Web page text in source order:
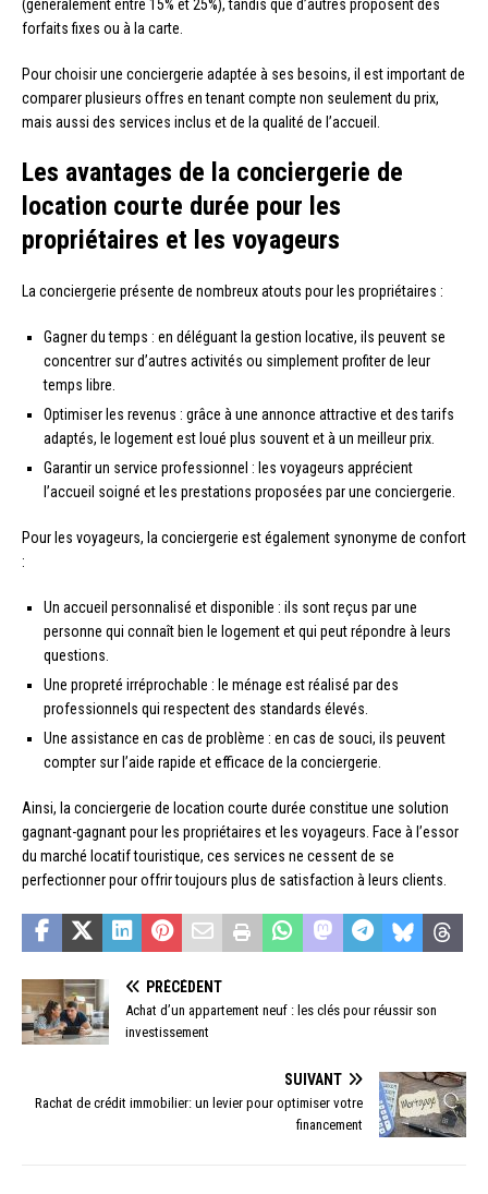
(généralement entre 15% et 25%), tandis que d’autres proposent des
forfaits fixes ou à la carte.
Pour choisir une conciergerie adaptée à ses besoins, il est important de
comparer plusieurs offres en tenant compte non seulement du prix,
mais aussi des services inclus et de la qualité de l’accueil.
Les avantages de la conciergerie de
location courte durée pour les
propriétaires et les voyageurs
La conciergerie présente de nombreux atouts pour les propriétaires :
Gagner du temps : en déléguant la gestion locative, ils peuvent se
concentrer sur d’autres activités ou simplement profiter de leur
temps libre.
Optimiser les revenus : grâce à une annonce attractive et des tarifs
adaptés, le logement est loué plus souvent et à un meilleur prix.
Garantir un service professionnel : les voyageurs apprécient
l’accueil soigné et les prestations proposées par une conciergerie.
Pour les voyageurs, la conciergerie est également synonyme de confort
:
Un accueil personnalisé et disponible : ils sont reçus par une
personne qui connaît bien le logement et qui peut répondre à leurs
questions.
Une propreté irréprochable : le ménage est réalisé par des
professionnels qui respectent des standards élevés.
Une assistance en cas de problème : en cas de souci, ils peuvent
compter sur l’aide rapide et efficace de la conciergerie.
Ainsi, la conciergerie de location courte durée constitue une solution
gagnant-gagnant pour les propriétaires et les voyageurs. Face à l’essor
du marché locatif touristique, ces services ne cessent de se
perfectionner pour offrir toujours plus de satisfaction à leurs clients.
PRÉCÉDENT
Achat d’un appartement neuf : les clés pour réussir son
investissement
SUIVANT
Rachat de crédit immobilier: un levier pour optimiser votre
financement